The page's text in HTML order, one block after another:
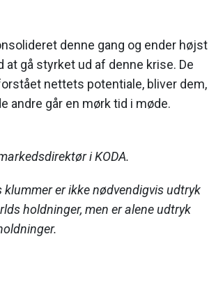
denne gang og ender højst
at gå styrket ud af denne krise. De
nettets potentiale, bliver dem,
andre går en mørk tid i møde.
i KODA.
klummer er ikke nødvendigvis udtryk
holdninger, men er alene udtryk